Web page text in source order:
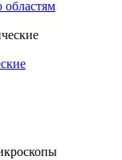
областям